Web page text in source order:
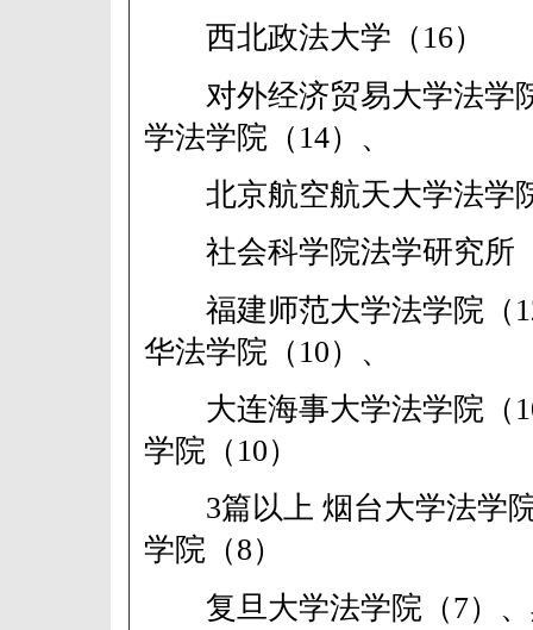
西北政法大学（16）
对外经济贸易大学法学
学法学院（14）、
北京航空航天大学法学
社会科学院法学研究所
福建师范大学法学院（
华法学院（10）、
大连海事大学法学院（
学院（10）
3篇以上 烟台大学法学院
学院（8）
复旦大学法学院（7）、